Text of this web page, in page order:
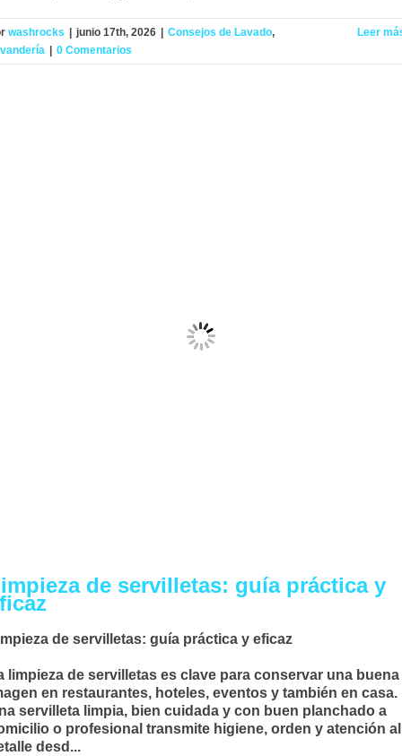
washrocks junio 17th, 2026 Consejos de Lavado,
0 Comentarios
Leer
de servilletas: guía práctica y
de servilletas: guía práctica y eficaz
limpieza de servilletas es clave para conservar una buena
en restaurantes, hoteles, eventos y también en casa.
servilleta limpia, bien cuidada y con buen planchado a
o profesional transmite higiene, orden y atención al
desd...